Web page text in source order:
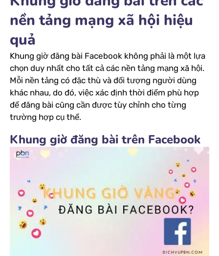
nền tảng mạng xã hội hiệu
quả
Khung giờ đăng bài Facebook không phải là một lựa
chọn duy nhất cho tất cả các nền tảng mạng xã hội.
Mỗi nền tảng có đặc thù và đối tượng người dùng
khác nhau, do đó, việc xác định thời điểm phù hợp
để đăng bài cũng cần được tùy chỉnh cho từng
trường hợp cụ thể.
Khung giờ đăng bài trên Facebook